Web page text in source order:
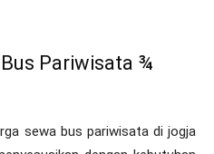
Pariwisata ¾
sewa bus pariwisata di jogja